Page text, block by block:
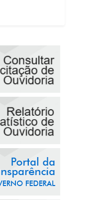
para